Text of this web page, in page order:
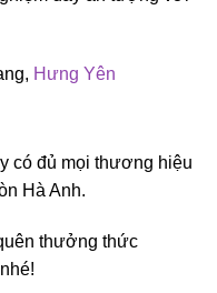
Hưng Yên
có đủ mọi thương hiệu
Hà Anh.
thưởng thức